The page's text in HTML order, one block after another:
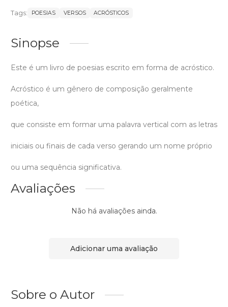
Tags: POESIAS VERSOS ACRÓSTICOS
Sinopse
Este é um livro de poesias escrito em forma de acróstico.
Acróstico é um gênero de composição geralmente
poética,
que consiste em formar uma palavra vertical com as letras
iniciais ou finais de cada verso gerando um nome próprio
ou uma sequência significativa.
Avaliações
Não há avaliações ainda.
Adicionar uma avaliação
Sobre o Autor